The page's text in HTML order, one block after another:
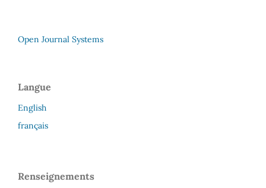
Open Journal Systems
Langue
English
français
Renseignements